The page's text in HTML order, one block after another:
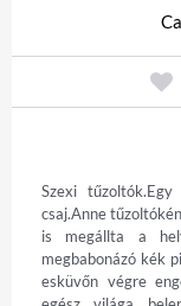
Szexi
csaj.Anne
is megállta a
megbabonázó kék
esküvőn végre